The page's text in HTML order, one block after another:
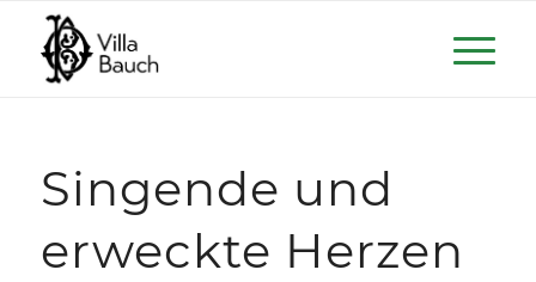
Singende und
erweckte Herzen